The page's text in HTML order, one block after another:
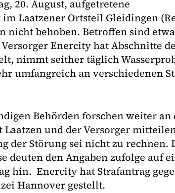
20. August, aufgetretene
Laatzener Ortsteil Gleidingen
nicht behoben. Betroffen sind etwa
Enercity hat Abschnitte
nimmt seither täglich
umfangreich an verschiedenen
Behörden forschen weiter an
Laatzen und der Versorger
der Störung sei nicht zu rechnen.
deuten den Angaben zufolge auf
hin. Enercity hat Strafantrag
Hannover gestellt.